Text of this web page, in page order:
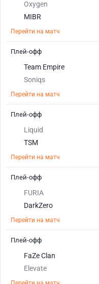
Oxygen
MIBR
Перейти на матч
Team Empire
Soniqs
Перейти на матч
Плей-офф
Liquid
TSM
Перейти на матч
Плей-офф
FURIA
DarkZero
Перейти на матч
Плей-офф
FaZe Clan
Elevate
Плей-офф